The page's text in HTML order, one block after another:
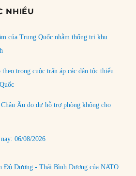
NHIỀU
của Trung Quốc nhằm thống trị khu
trong cuộc trấn áp các dân tộc thiểu
Âu do dự hỗ trợ phòng không cho
06/08/2026
Độ Dương - Thái Bình Dương của NATO